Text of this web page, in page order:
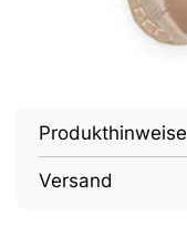
Produkthinweise
Versand